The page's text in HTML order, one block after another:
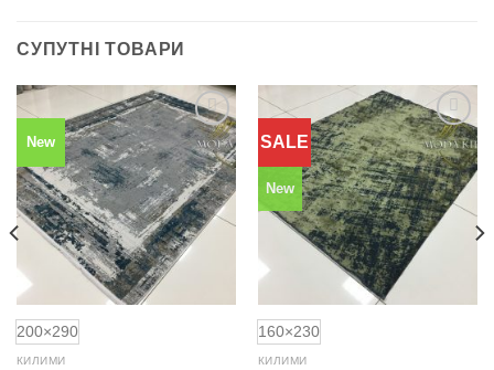
СУПУТНІ ТОВАРИ
New
Додати
до
обраного
200×290
КИЛИМИ
SALE
New
Додати
до
обраного
160×230
КИЛИМИ